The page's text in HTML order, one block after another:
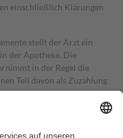
einschließlich Klärungen
stellt der Arzt ein
der Apotheke. Die
in der Regel die
Teil davon als Zuzahlung
in Höhe von zehn
mehr als die tatsächlichen